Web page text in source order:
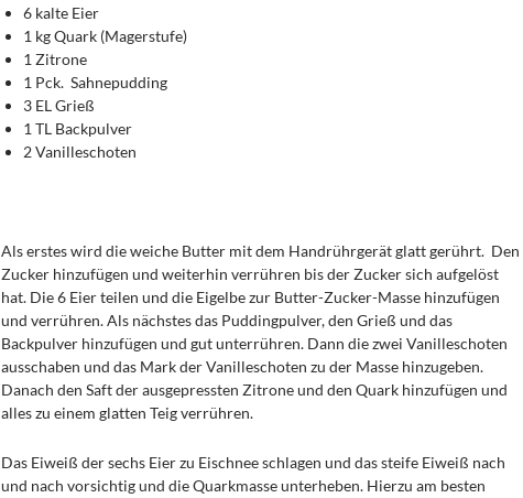
6 kalte Eier
1 kg Quark (Magerstufe)
1 Zitrone
1 Pck. Sahnepudding
3 EL Grieß
1 TL Backpulver
2 Vanilleschoten
Als erstes wird die weiche Butter mit dem Handrührgerät glatt gerührt. Den
Zucker hinzufügen und weiterhin verrühren bis der Zucker sich aufgelöst
hat. Die 6 Eier teilen und die Eigelbe zur Butter-Zucker-Masse hinzufügen
und verrühren. Als nächstes das Puddingpulver, den Grieß und das
Backpulver hinzufügen und gut unterrühren. Dann die zwei Vanilleschoten
ausschaben und das Mark der Vanilleschoten zu der Masse hinzugeben.
Danach den Saft der ausgepressten Zitrone und den Quark hinzufügen und
alles zu einem glatten Teig verrühren.
Das Eiweiß der sechs Eier zu Eischnee schlagen und das steife Eiweiß nach
und nach vorsichtig und die Quarkmasse unterheben. Hierzu am besten